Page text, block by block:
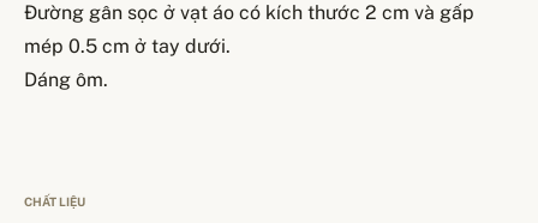
Đường gân sọc ở vạt áo có kích thước 2 cm và gấp
mép 0.5 cm ở tay dưới.
Dáng ôm.
CHẤT LIỆU